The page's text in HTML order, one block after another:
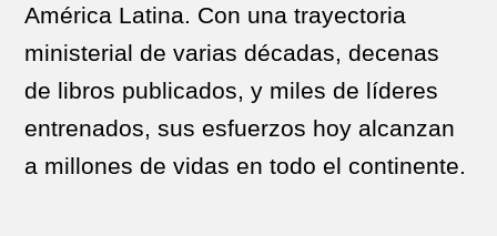
América Latina. Con una trayectoria
ministerial de varias décadas, decenas
de libros publicados, y miles de líderes
entrenados, sus esfuerzos hoy alcanzan
a millones de vidas en todo el continente.